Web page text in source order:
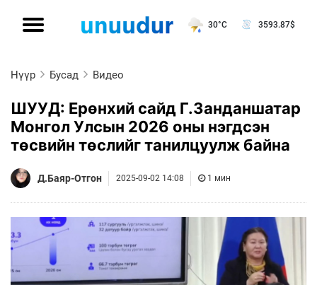
30°C 3593.87$
Нүүр Бусад Видео
ШУУД: Ерөнхий сайд Г.Занданшатар
Монгол Улсын 2026 оны нэгдсэн
төсвийн төслийг танилцуулж байна
Д.Баяр-Отгон 2025-09-02 14:08 1 мин